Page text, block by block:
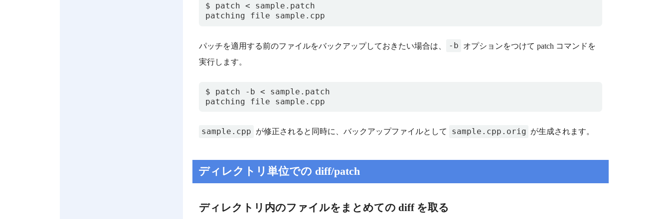
patching file sample.cpp
パッチを適用する前のファイルをバックアップしておきたい場合は、 -b
オプションをつけて patch コマンドを
実行します。
patching file sample.cpp
sample.cpp が修正されると同時に、バックアップファイルとして sample.cpp.orig が生成されます。
ディレクトリ単位での diff/patch
ディレクトリ内のファイルをまとめての diff を取る